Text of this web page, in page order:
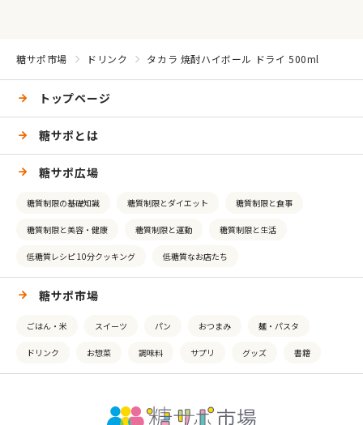
糖サポ市場 ドリンク タカラ 焼酎ハイボール ドライ 500ml
トップページ
糖サポとは
糖サポ広場
糖質制限の基礎知識 糖質制限とダイエット 糖質制限と食事
糖質制限と美容・健康 糖質制限と運動 糖質制限と生活
低糖質レシピ 10分クッキング 低糖質なお店たち
糖サポ市場
ごはん・米 スイーツ パン おつまみ 麺・パスタ
ドリンク お惣菜 調味料 サプリ グッズ 書籍